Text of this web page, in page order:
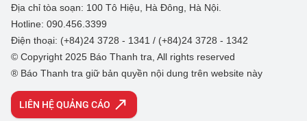
Địa chỉ tòa soạn: 100 Tô Hiệu, Hà Đông, Hà Nội.
Hotline: 090.456.3399
Điện thoại: (+84)24 3728 - 1341 / (+84)24 3728 - 1342
© Copyright 2025 Báo Thanh tra, All rights reserved
® Báo Thanh tra giữ bản quyền nội dung trên website này
LIÊN HỆ QUẢNG CÁO